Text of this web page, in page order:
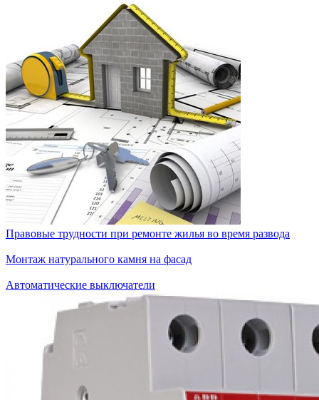
Правовые трудности при ремонте жилья во время развода
Монтаж натурального камня на фасад
Автоматические выключатели